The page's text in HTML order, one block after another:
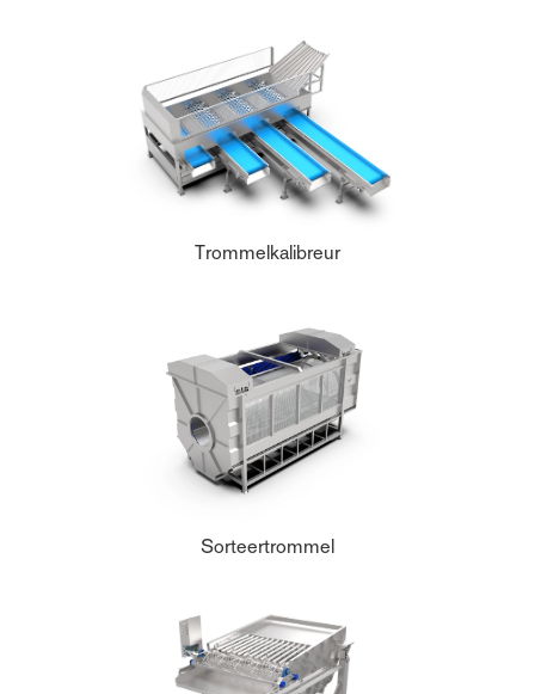
Trommelkalibreur
Sorteertrommel